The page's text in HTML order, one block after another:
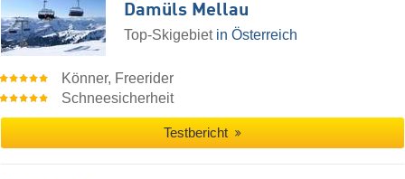
Damüls Mellau
Top-Skigebiet in Österreich
Könner, Freerider
Schneesicherheit
Testbericht